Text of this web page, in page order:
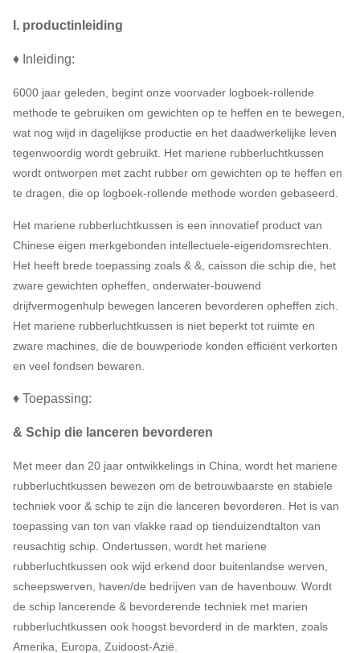
I. productinleiding
♦ Inleiding:
6000 jaar geleden, begint onze voorvader logboek-rollende
methode te gebruiken om gewichten op te heffen en te bewegen,
wat nog wijd in dagelijkse productie en het daadwerkelijke leven
tegenwoordig wordt gebruikt. Het mariene rubberluchtkussen
wordt ontworpen met zacht rubber om gewichten op te heffen en
te dragen, die op logboek-rollende methode worden gebaseerd.
Het mariene rubberluchtkussen is een innovatief product van
Chinese eigen merkgebonden intellectuele-eigendomsrechten.
Het heeft brede toepassing zoals & &, caisson die schip die, het
zware gewichten opheffen, onderwater-bouwend
drijfvermogenhulp bewegen lanceren bevorderen opheffen zich.
Het mariene rubberluchtkussen is niet beperkt tot ruimte en
zware machines, die de bouwperiode konden efficiënt verkorten
en veel fondsen bewaren.
♦ Toepassing:
& Schip die lanceren bevorderen
Met meer dan 20 jaar ontwikkelings in China, wordt het mariene
rubberluchtkussen bewezen om de betrouwbaarste en stabiele
techniek voor & schip te zijn die lanceren bevorderen. Het is van
toepassing van ton van vlakke raad op tienduizendtalton van
reusachtig schip. Ondertussen, wordt het mariene
rubberluchtkussen ook wijd erkend door buitenlandse werven,
scheepswerven, haven/de bedrijven van de havenbouw. Wordt
de schip lancerende & bevorderende techniek met marien
rubberluchtkussen ook hoogst bevorderd in de markten, zoals
Amerika, Europa, Zuidoost-Azië.